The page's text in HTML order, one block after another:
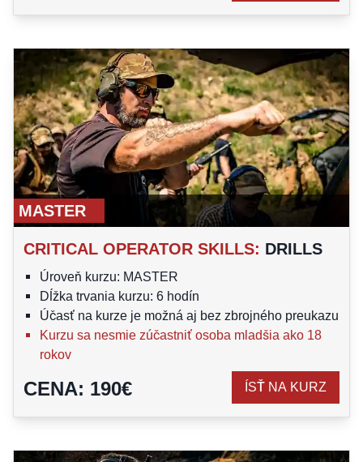
MASTER
CRITICAL OPERATOR SKILLS: DRILLS
Úroveň kurzu: MASTER
Dĺžka trvania kurzu: 6 hodín
Účasť na kurze je možná aj bez zbrojného preukazu
Kurzu sa nesmie zúčastniť osoba mladšia ako 18
rokov
CENA: 190€ ÍSŤ NA KURZ